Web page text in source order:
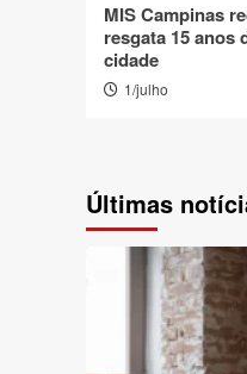
MIS Campinas
resgata 15 anos
cidade
1/julho
Últimas